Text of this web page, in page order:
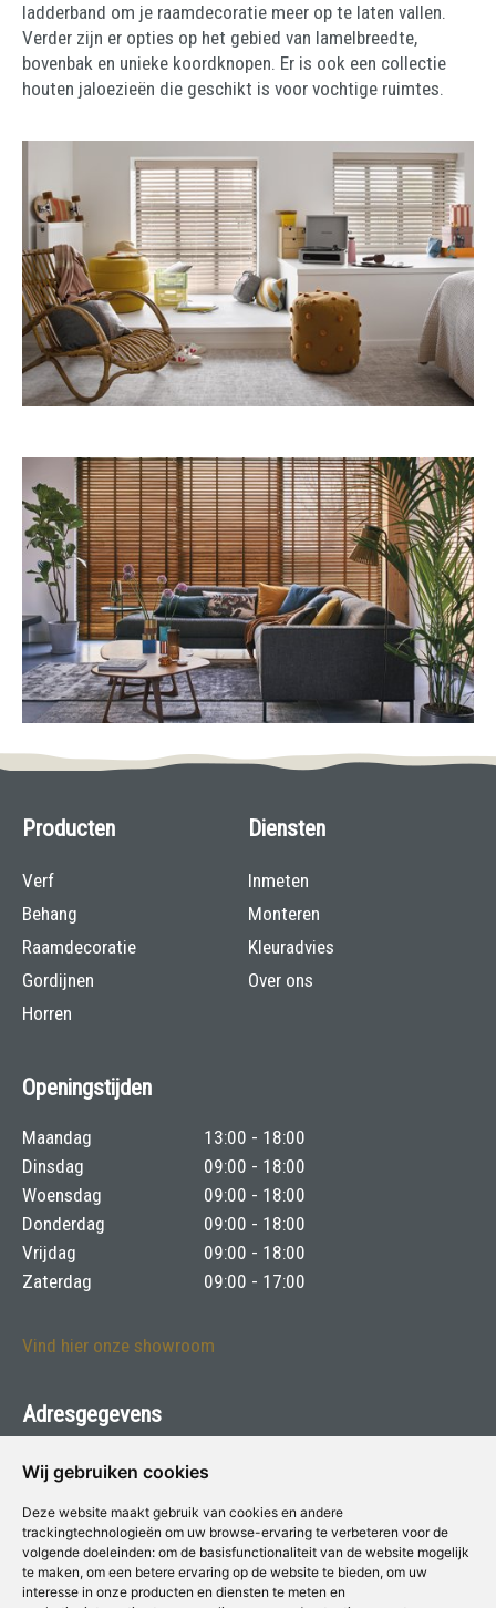
Wij gebruiken cookies
Deze website maakt gebruik van cookies en andere
trackingtechnologieën om uw browse-ervaring te verbeteren voor de
volgende doeleinden: om de basisfunctionaliteit van de website mogelijk
te maken, om een betere ervaring op de website te bieden, om uw
interesse in onze producten en diensten te meten en
ladderband om je raamdecoratie meer op te laten vallen.
Verder zijn er opties op het gebied van lamelbreedte,
bovenbak en unieke koordknopen. Er is ook een collectie
houten jaloezieën die geschikt is voor vochtige ruimtes.
Producten
Verf
Behang
Raamdecoratie
Gordijnen
Horren
Diensten
Inmeten
Monteren
Kleuradvies
Over ons
Openingstijden
Maandag
13:00 - 18:00
Dinsdag
09:00 - 18:00
Woensdag
09:00 - 18:00
Donderdag
09:00 - 18:00
Vrijdag
09:00 - 18:00
Zaterdag
09:00 - 17:00
Vind hier onze showroom
Adresgegevens
Tames voor Verf & Wonen
Telefoon:072-5115354
E-mail:tames@voorverfenwonen.nl